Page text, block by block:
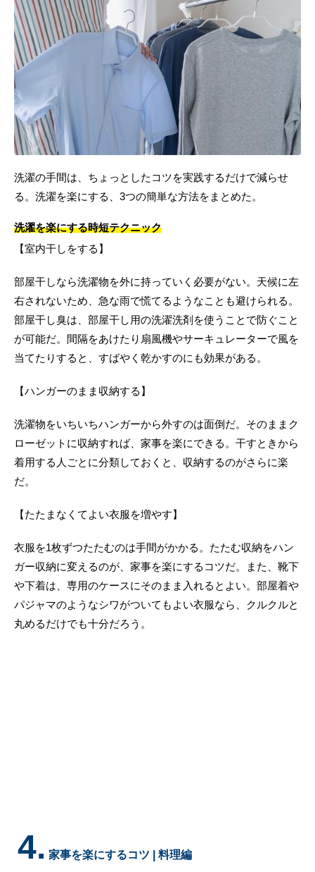
洗濯の手間は、ちょっとしたコツを実践するだけで減らせ
る。洗濯を楽にする、3つの簡単な方法をまとめた。
洗濯を楽にする時短テクニック
【室内干しをする】
部屋干しなら洗濯物を外に持っていく必要がない。天候に左
右されないため、急な雨で慌てるようなことも避けられる。
部屋干し臭は、部屋干し用の洗濯洗剤を使うことで防ぐこと
が可能だ。間隔をあけたり扇風機やサーキュレーターで風を
当てたりすると、すばやく乾かすのにも効果がある。
【ハンガーのまま収納する】
洗濯物をいちいちハンガーから外すのは面倒だ。そのままク
ローゼットに収納すれば、家事を楽にできる。干すときから
着用する人ごとに分類しておくと、収納するのがさらに楽
だ。
【たたまなくてよい衣服を増やす】
衣服を1枚ずつたたむのは手間がかかる。たたむ収納をハン
ガー収納に変えるのが、家事を楽にするコツだ。また、靴下
や下着は、専用のケースにそのまま入れるとよい。部屋着や
パジャマのようなシワがついてもよい衣服なら、クルクルと
丸めるだけでも十分だろう。
4. 家事を楽にするコツ | 料理編